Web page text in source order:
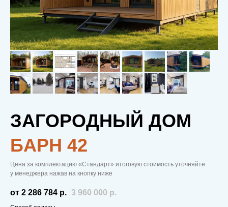
ЗАГОРОДНЫЙ ДОМ
БAРН 42
Цена за комплектацию «Стандарт» итоговую стоимость уточняйте
у менеджера нажав на кнопку ниже
от 2 286 784 р. 3 960 000 р.